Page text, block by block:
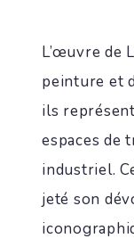
L’œuvre de
peinture et
ils
espaces de
industriel.
jeté son